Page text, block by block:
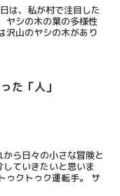
は、私が村で注目した
ヤシの木の葉の多様性
沢山のヤシの木があり
た「人」
ら日々の小さな冒険と
ていきたいと思いま
ゥクトゥク運転手。 サ